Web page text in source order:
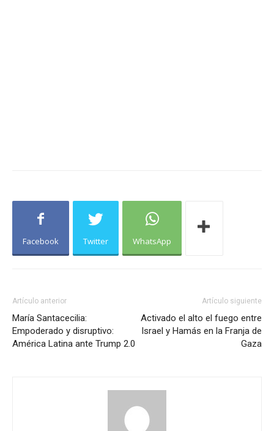
Facebook Twitter WhatsApp
Artículo anterior
María Santacecilia:
Empoderado y disruptivo:
América Latina ante Trump 2.0
Artículo siguiente
Activado el alto el fuego entre
Israel y Hamás en la Franja de
Gaza